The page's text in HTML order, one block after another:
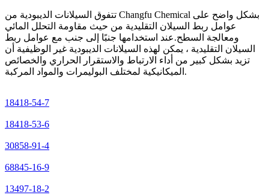
تتفوق السيلانات الديبودية من Changfu Chemical بشكل واضح على
عوامل ربط السيلان التقليدية من حيث مقاومة التحلل المائي
ومعالجة السطح.عند استخدامها جنبًا إلى جنب مع عوامل ربط
السيلان التقليدية ، يمكن لهذه السيلانات الديبودية غير الوظيفية أن
تزيد بشكل كبير من أداء الارتباط والاستقرار الحراري والخصائص
الميكانيكية لمختلف البوليمرات والمواد المركبة.
18418-54-7
18418-53-6
30858-91-4
68845-16-9
13497-18-2